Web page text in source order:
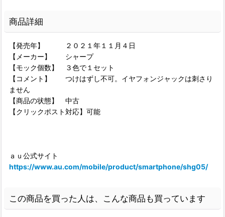
商品詳細
【発売年】 ２０２１年１１月４日
【メーカー】 シャープ
【モック個数】 ３色で１セット
【コメント】 つけはずし不可。イヤフォンジャックは刺さり
ません
【商品の状態】 中古
【クリックポスト対応】可能
ａｕ公式サイト
https://www.au.com/mobile/product/smartphone/shg05/
この商品を買った人は、こんな商品も買っています